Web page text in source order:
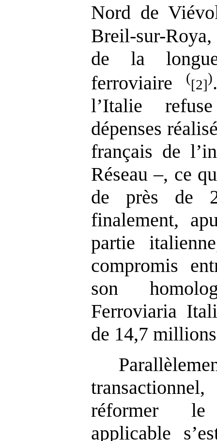
Nord de
Breil-sur-
de la
ferroviaire
([2])
l’Italie
dépenses
français de
Réseau –, ce
de près de
finalement,
partie
compromis
son
Ferroviaria
de 14,7
réformer
applicable